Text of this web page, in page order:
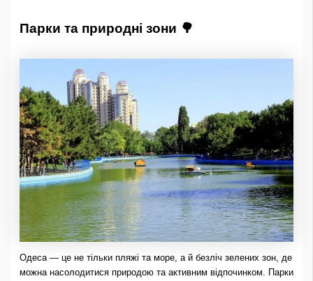
Парки та природні зони 🌳
Одеса — це не тільки пляжі та море, а й безліч зелених зон, де
можна насолодитися природою та активним відпочинком. Парки